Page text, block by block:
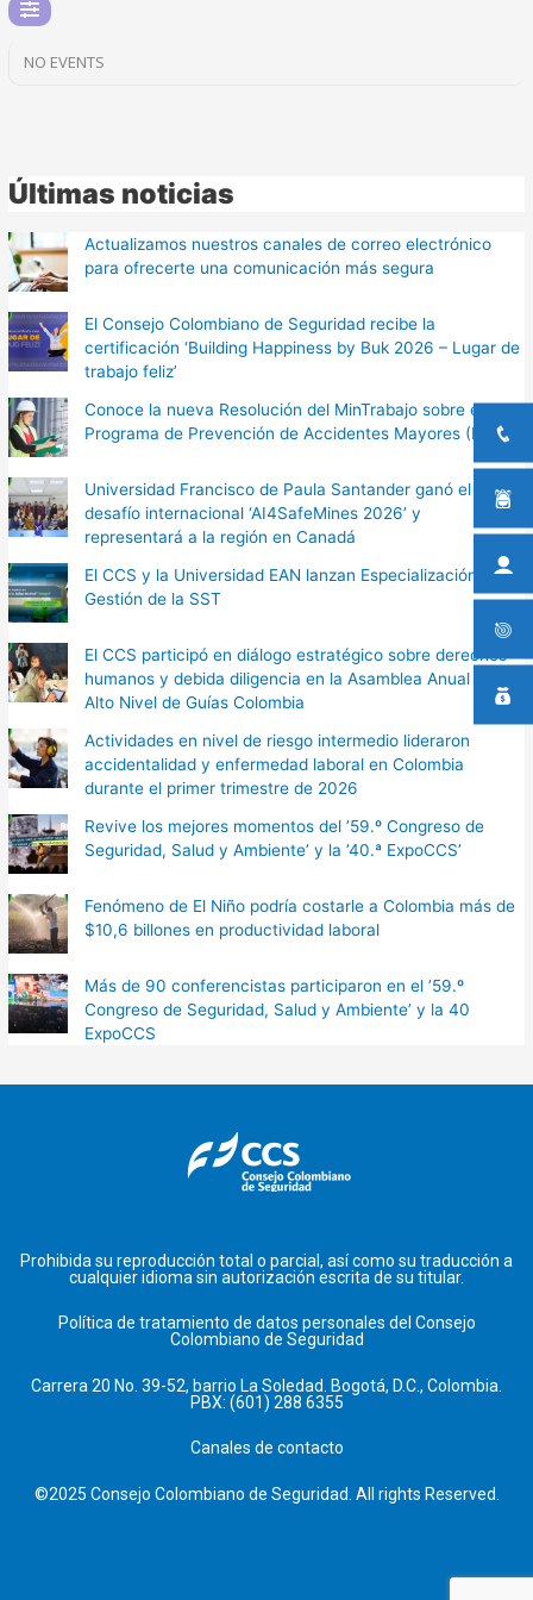
NO EVENTS
Últimas noticias
Actualizamos nuestros canales de correo electrónico
para ofrecerte una comunicación más segura
El Consejo Colombiano de Seguridad recibe la
certificación ‘Building Happiness by Buk 2026 – Lugar de
trabajo feliz’
Conoce la nueva Resolución del MinTrabajo sobre el
Programa de Prevención de Accidentes Mayores (PPAM)
Universidad Francisco de Paula Santander ganó el
desafío internacional ‘AI4SafeMines 2026’ y
representará a la región en Canadá
El CCS y la Universidad EAN lanzan Especialización en
Gestión de la SST
El CCS participó en diálogo estratégico sobre derechos
humanos y debida diligencia en la Asamblea Anual de
Alto Nivel de Guías Colombia
Actividades en nivel de riesgo intermedio lideraron
accidentalidad y enfermedad laboral en Colombia
durante el primer trimestre de 2026
Revive los mejores momentos del ’59.º Congreso de
Seguridad, Salud y Ambiente’ y la ’40.ª ExpoCCS’
Fenómeno de El Niño podría costarle a Colombia más de
$10,6 billones en productividad laboral
Más de 90 conferencistas participaron en el ’59.º
Congreso de Seguridad, Salud y Ambiente’ y la 40
ExpoCCS
Prohibida su reproducción total o parcial, así como su traducción a
cualquier idioma sin autorización escrita de su titular.
Política de tratamiento de datos personales del Consejo
Colombiano de Seguridad
Carrera 20 No. 39-52, barrio La Soledad. Bogotá, D.C., Colombia.
PBX: (601) 288 6355
Canales de contacto
©2025 Consejo Colombiano de Seguridad. All rights Reserved.